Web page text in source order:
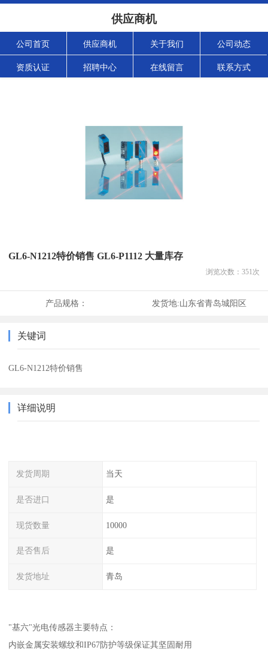
供应商机
公司首页 供应商机 关于我们 公司动态
资质认证 招聘中心 在线留言 联系方式
GL6-N1212特价销售 GL6-P1112 大量库存
浏览次数： 351次
产品规格： 发货地:山东省青岛城阳区
关键词
GL6-N1212特价销售
详细说明
发货周期 当天
是否进口 是
现货数量 10000
是否售后 是
发货地址 青岛
"基六"光电传感器主要特点：
内嵌金属安装螺纹和IP67防护等级保证其坚固耐用